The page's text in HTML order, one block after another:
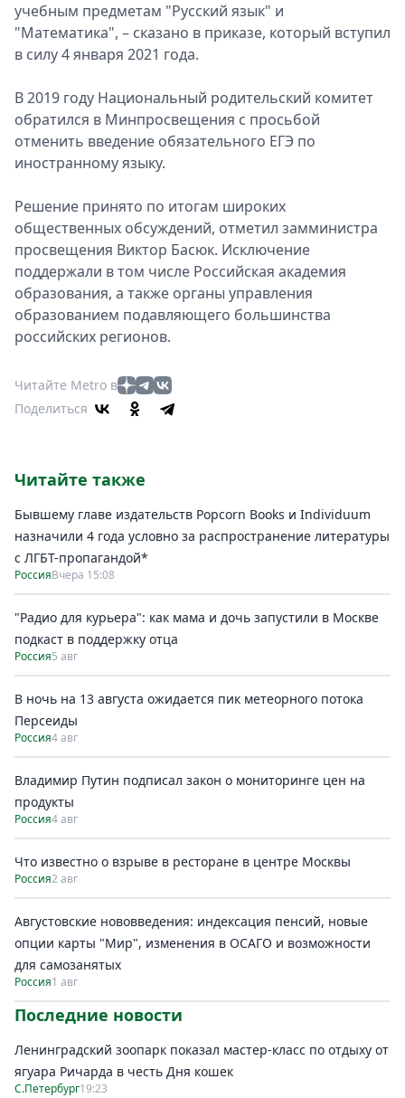
учебным предметам "Русский язык" и
"Математика", – сказано в приказе, который вступил
в силу 4 января 2021 года.
В 2019 году Национальный родительский комитет
обратился в Минпросвещения с просьбой
отменить введение обязательного ЕГЭ по
иностранному языку.
Решение принято по итогам широких
общественных обсуждений, отметил замминистра
просвещения Виктор Басюк. Исключение
поддержали в том числе Российская академия
образования, а также органы управления
образованием подавляющего большинства
российских регионов.
Читайте Metro в
Поделиться
Читайте также
Бывшему главе издательств Popcorn Books и Individuum
назначили 4 года условно за распространение литературы
с ЛГБТ-пропагандой*
РоссияВчера 15:08
"Радио для курьера": как мама и дочь запустили в Москве
подкаст в поддержку отца
Россия5 авг
В ночь на 13 августа ожидается пик метеорного потока
Персеиды
Россия4 авг
Владимир Путин подписал закон о мониторинге цен на
продукты
Россия4 авг
Что известно о взрыве в ресторане в центре Москвы
Россия2 авг
Августовские нововведения: индексация пенсий, новые
опции карты "Мир", изменения в ОСАГО и возможности
для самозанятых
Россия1 авг
Последние новости
Ленинградский зоопарк показал мастер-класс по отдыху от
ягуара Ричарда в честь Дня кошек
С.Петербург19:23